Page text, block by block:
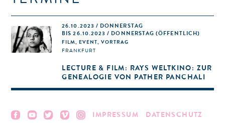
26.10.2023 / DONNERSTAG
BIS 26.10.2023 / DONNERSTAG (ÖFFENTLICH)
FILM, EVENT, VORTRAG
FRANKFURT
LECTURE & FILM: RAYS WELTKINO: ZUR
GENEALOGIE VON PATHER PANCHALI
IMPRESSUM DATENSCHUTZ